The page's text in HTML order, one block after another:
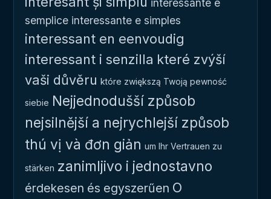
semplice interessante e simples
interessant en eenvoudig
interessant i senzilla které zvýší
vaši důvěru które zwiększą Twoją pewność
siebie Nejjednodušší způsob
nejsilnější a nejrychlejší způsob
thú vị và đơn giản um Ihr Vertrauen zu
stärken zanimljivo i jednostavno
érdekesen és egyszerűen Ο